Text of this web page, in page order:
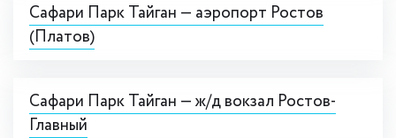
Сафари Парк Тайган — аэропорт Ростов
(Платов)
Сафари Парк Тайган — ж/д вокзал Ростов-
Главный